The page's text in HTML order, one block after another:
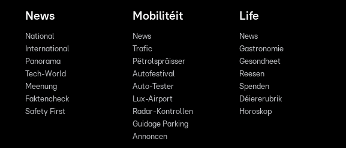
News
National
International
Panorama
Tech-World
Meenung
Faktencheck
Safety First
Mobilitéit
News
Trafic
Pëtrolspräisser
Autofestival
Auto-Tester
Lux-Airport
Radar-Kontrollen
Guidage Parking
Annoncen
Life
News
Gastronomie
Gesondheet
Reesen
Spenden
Déiererubrik
Horoskop